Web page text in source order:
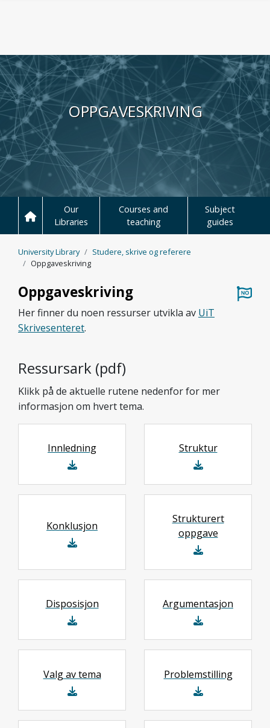
Skip to main content
OPPGAVE­SKRIVING
Our
Libraries
Courses and
teaching
Subject
guides
University Library
Studere, skrive og referere
Oppgaveskriving
Oppgave­skriving
Her finner du noen ressurser utvikla av UiT
Skrivesenteret.
Ressursark (pdf)
Klikk på de aktuelle rutene nedenfor for mer
informasjon om hvert tema.
Innledning Struktur
Konklusjon
Strukturert
oppgave
Disposisjon Argumentasjon
Valg av tema Problemstilling